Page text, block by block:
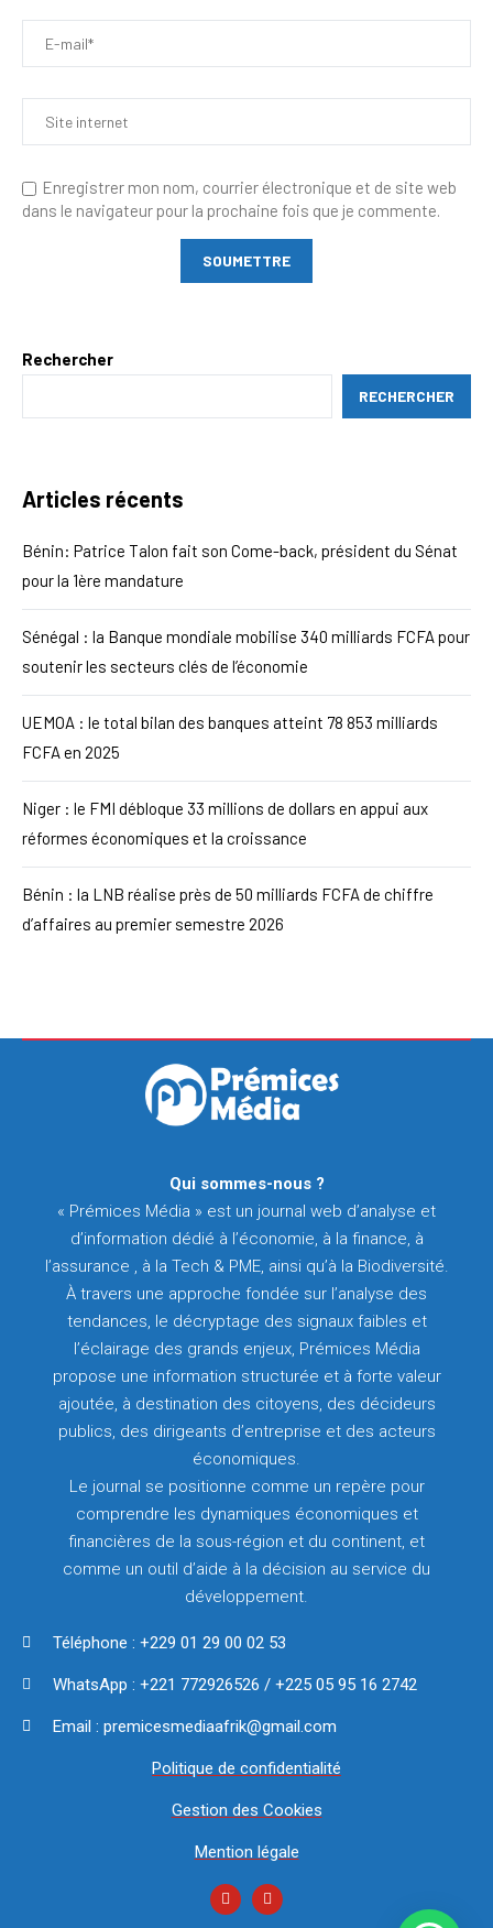
Enregistrer mon nom, courrier électronique et de site web
dans le navigateur pour la prochaine fois que je commente.
Rechercher
RECHERCHER
Articles récents
Bénin: Patrice Talon fait son Come-back, président du Sénat
pour la 1ère mandature
Sénégal : la Banque mondiale mobilise 340 milliards FCFA pour
soutenir les secteurs clés de l’économie
UEMOA : le total bilan des banques atteint 78 853 milliards
FCFA en 2025
Niger : le FMI débloque 33 millions de dollars en appui aux
réformes économiques et la croissance
Bénin : la LNB réalise près de 50 milliards FCFA de chiffre
d’affaires au premier semestre 2026
Qui sommes-nous ?
« Prémices Média » est un journal web d’analyse et
d’information dédié à l’économie, à la finance, à
l’assurance , à la Tech & PME, ainsi qu’à la Biodiversité.
À travers une approche fondée sur l’analyse des
tendances, le décryptage des signaux faibles et
l’éclairage des grands enjeux, Prémices Média
propose une information structurée et à forte valeur
ajoutée, à destination des citoyens, des décideurs
publics, des dirigeants d’entreprise et des acteurs
économiques.
Le journal se positionne comme un repère pour
comprendre les dynamiques économiques et
financières de la sous-région et du continent, et
comme un outil d’aide à la décision au service du
développement.
Téléphone : +229 01 29 00 02 53
WhatsApp : +221 772926526 / +225 05 95 16 2742
Email : premicesmediaafrik@gmail.com
Politique de confidentialité
Gestion des Cookies
Mention légale